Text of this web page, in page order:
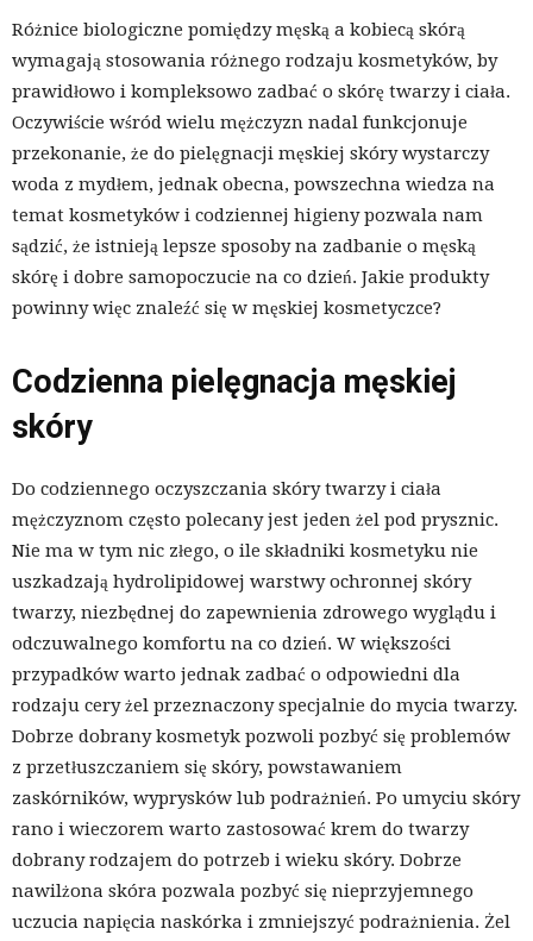
Różnice biologiczne pomiędzy męską a kobiecą skórą
wymagają stosowania różnego rodzaju kosmetyków, by
prawidłowo i kompleksowo zadbać o skórę twarzy i ciała.
Oczywiście wśród wielu mężczyzn nadal funkcjonuje
przekonanie, że do pielęgnacji męskiej skóry wystarczy
woda z mydłem, jednak obecna, powszechna wiedza na
temat kosmetyków i codziennej higieny pozwala nam
sądzić, że istnieją lepsze sposoby na zadbanie o męską
skórę i dobre samopoczucie na co dzień. Jakie produkty
powinny więc znaleźć się w męskiej kosmetyczce?
Codzienna pielęgnacja męskiej
skóry
Do codziennego oczyszczania skóry twarzy i ciała
mężczyznom często polecany jest jeden żel pod prysznic.
Nie ma w tym nic złego, o ile składniki kosmetyku nie
uszkadzają hydrolipidowej warstwy ochronnej skóry
twarzy, niezbędnej do zapewnienia zdrowego wyglądu i
odczuwalnego komfortu na co dzień. W większości
przypadków warto jednak zadbać o odpowiedni dla
rodzaju cery żel przeznaczony specjalnie do mycia twarzy.
Dobrze dobrany kosmetyk pozwoli pozbyć się problemów
z przetłuszczaniem się skóry, powstawaniem
zaskórników, wyprysków lub podrażnień. Po umyciu skóry
rano i wieczorem warto zastosować krem do twarzy
dobrany rodzajem do potrzeb i wieku skóry. Dobrze
nawilżona skóra pozwala pozbyć się nieprzyjemnego
uczucia napięcia naskórka i zmniejszyć podrażnienia. Żel